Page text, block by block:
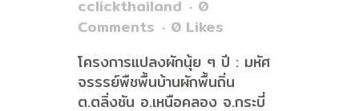
cclickthailand
0
Comments
0 Likes
โครงการแปลงผักนุ้ย ๆ ปี : มหัศ
จรรรย์พืชพื้นบ้านผักพื้นถิ่น
ต.ตลิ่งชัน อ.เหนือคลอง จ.กระบี่